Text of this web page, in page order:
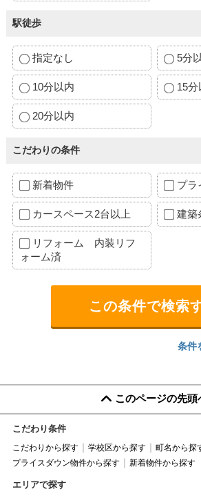
駅徒歩
指定なし 5分
10分以内 15分
20分以内
こだわりの条件
新着物件 プラ
カースペース2台以上 建築
リフォーム 内装リフ
ォーム済
条件
このページの先頭
こだわり条件
こだわりから探す 学校区から探す
町名から探
プライスダウン物件から探す
新着物件から探す
エリアで探す